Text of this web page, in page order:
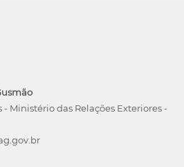
Ministério das Relações Exteriores -